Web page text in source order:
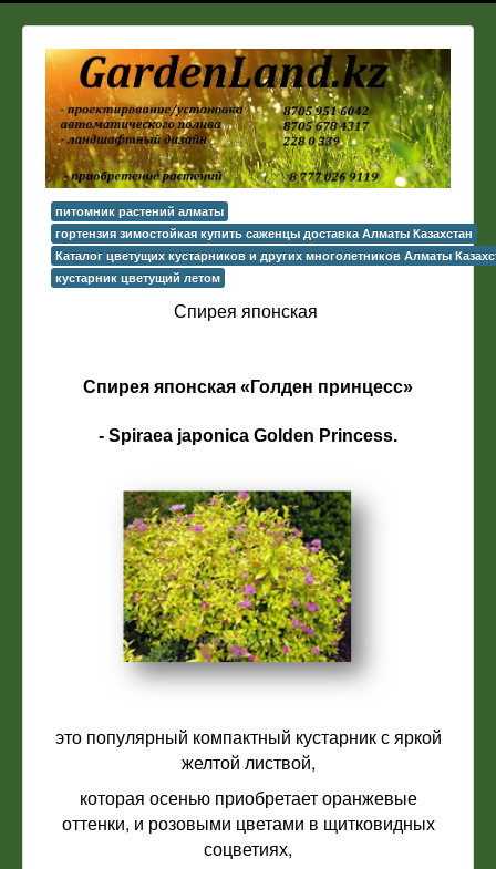
питомник растений алматы
гортензия зимостойкая купить саженцы доставка Алматы Казахстан
Каталог цветущих кустарников и других многолетников Алматы
кустарник цветущий летом
Спирея японская
Спирея японская «Голден принцесс»
- Spiraea japonica Golden Princess.
это популярный компактный кустарник с яркой
желтой листвой,
которая осенью приобретает оранжевые
оттенки, и розовыми цветами в щитковидных
соцветиях,